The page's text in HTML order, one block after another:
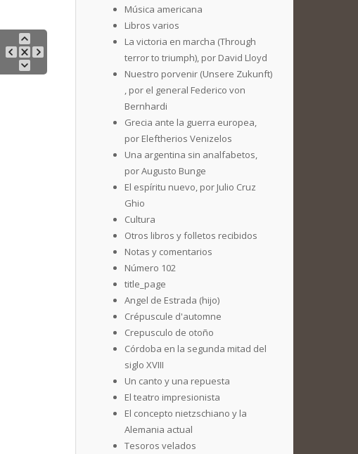
Música americana
Libros varios
La victoria en marcha (Through
terror to triumph), por David Lloyd
Nuestro porvenir (Unsere Zukunft)
, por el general Federico von
Bernhardi
Grecia ante la guerra europea,
por Eleftherios Venizelos
Una argentina sin analfabetos,
por Augusto Bunge
El espíritu nuevo, por Julio Cruz
Ghio
Cultura
Otros libros y folletos recibidos
Notas y comentarios
Número 102
title_page
Angel de Estrada (hijo)
Crépuscule d'automne
Crepusculo de otoño
Córdoba en la segunda mitad del
siglo XVIII
Un canto y una repuesta
El teatro impresionista
El concepto nietzschiano y la
Alemania actual
Tesoros velados